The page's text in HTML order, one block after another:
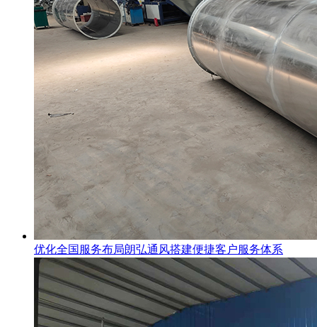
优化全国服务布局朗弘通风搭建便捷客户服务体系